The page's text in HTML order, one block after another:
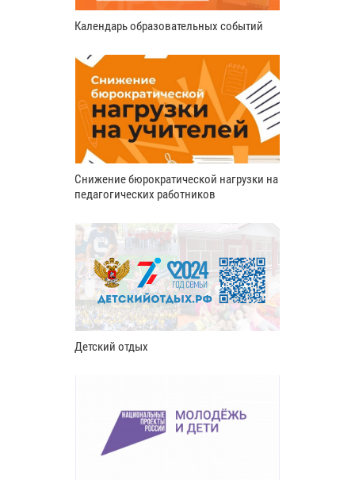
Календарь образовательных событий
Снижение бюрократической нагрузки на
педагогических работников
Детский отдых